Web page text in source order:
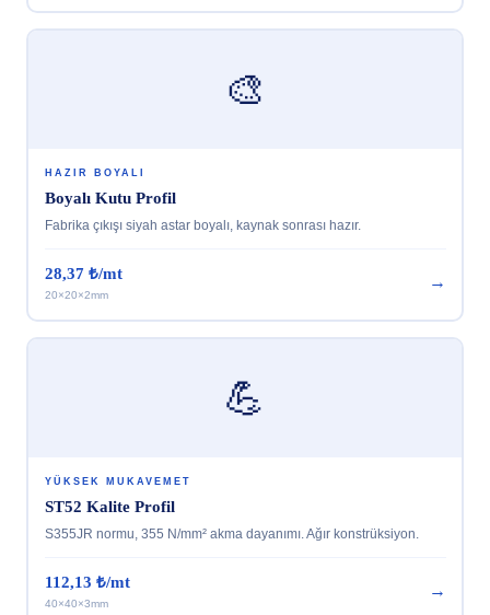
🎨
HAZIR BOYALI
Boyalı Kutu Profil
Fabrika çıkışı siyah astar boyalı, kaynak sonrası hazır.
28,37 ₺/mt
20×20×2mm
→
💪
YÜKSEK MUKAVEMET
ST52 Kalite Profil
S355JR normu, 355 N/mm² akma dayanımı. Ağır konstrüksiyon.
112,13 ₺/mt
40×40×3mm
→